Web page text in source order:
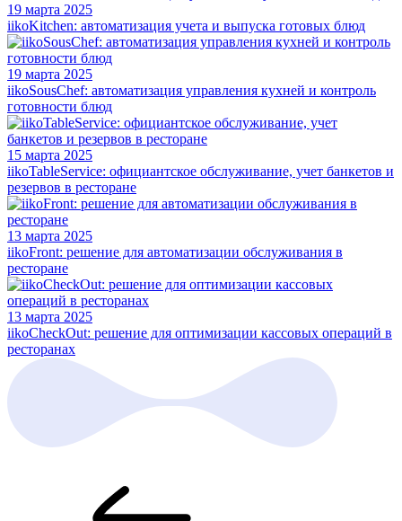
19 марта 2025
iikoKitchen: автоматизация учета и выпуска готовых блюд
19 марта 2025
iikoSousChef: автоматизация управления кухней и контроль
готовности блюд
15 марта 2025
iikoTableService: официантское обслуживание, учет банкетов и
резервов в ресторане
13 марта 2025
iikoFront: решение для автоматизации обслуживания в
ресторане
13 марта 2025
iikoCheckOut: решение для оптимизации кассовых операций в
ресторанах